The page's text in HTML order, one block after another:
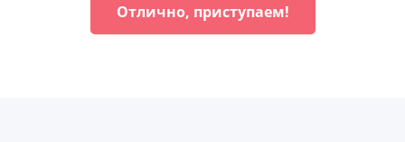
Отлично, приступаем!